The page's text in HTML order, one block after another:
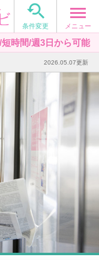

条件変更 メニュー
時間/週3日から可能
2026.05.07更新